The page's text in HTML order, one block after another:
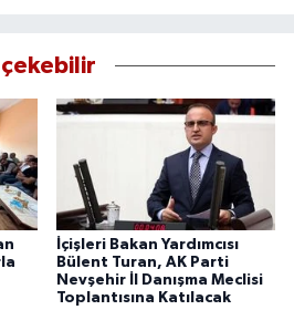
çekebilir
İçişleri Bakan Yardımcısı
Bülent Turan, AK Parti
Nevşehir İl Danışma Meclisi
Toplantısına Katılacak